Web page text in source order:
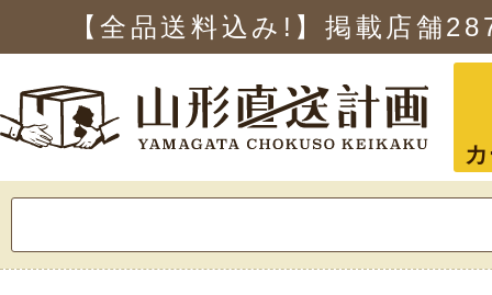
【全品送料込み!】掲載店舗
索: